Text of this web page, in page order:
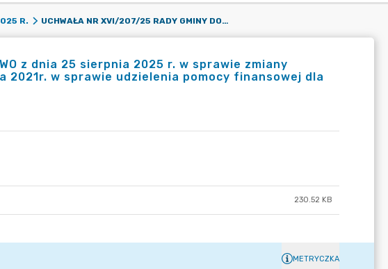
R. UCHWAŁA NR XVI/207/25 RADY GMINY DOPIEWO Z DNIA 25 SIERPNIA 2025 R. W SPRAWIE ZMIANY UCHWAŁY NR XXXIV/436/21 Z DNIA 27 WRZEŚNIA 2021R. W SPRAWIE UDZIELENIA POMOCY FINANSOWEJ DLA POWIATU POZNAŃSKIEGO
z dnia 25 sierpnia 2025 r. w sprawie zmiany
2021r. w sprawie udzielenia pomocy finansowej dla
230.52 KB
METRYCZKA